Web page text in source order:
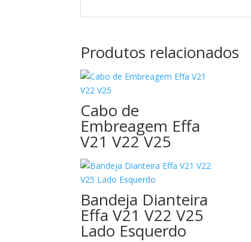
Produtos relacionados
Cabo de
Embreagem Effa
V21 V22 V25
Bandeja Dianteira
Effa V21 V22 V25
Lado Esquerdo